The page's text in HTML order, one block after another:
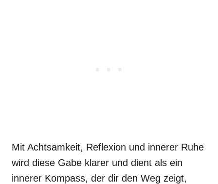
Mit Achtsamkeit, Reflexion und innerer Ruhe
wird diese Gabe klarer und dient als ein
innerer Kompass, der dir den Weg zeigt,